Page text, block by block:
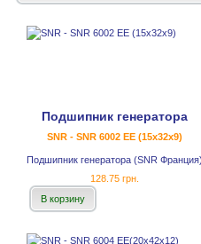
Подшипник генератора
SNR - SNR 6002 EE (15x32x9)
Подшипник генератора (SNR Франция)
128.75 грн.
В корзину